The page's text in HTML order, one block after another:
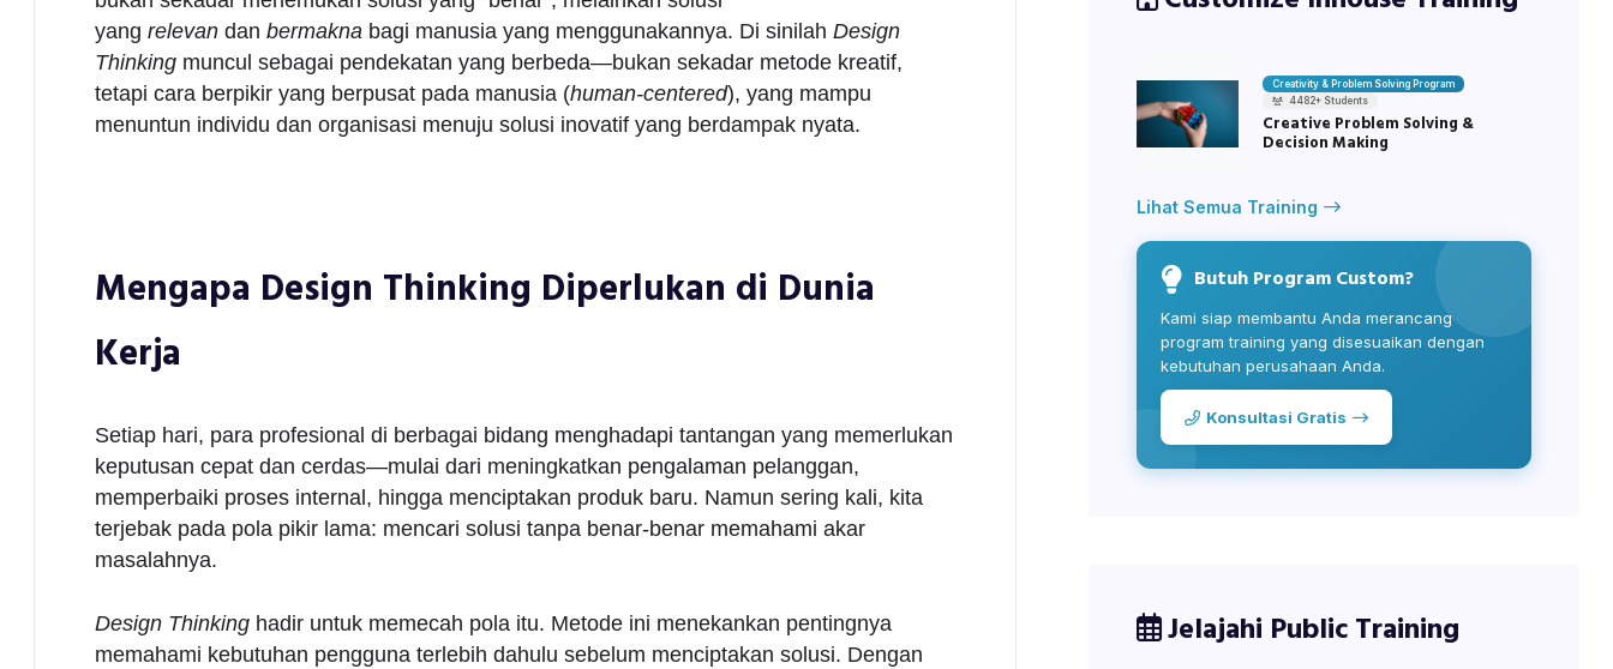
yang relevandan bermaknabagi manusia yang menggunakannya. Di sinilah Design
Thinkingmuncul sebagai pendekatan yang berbeda—bukan sekadar metode kreatif,
tetapi cara berpikir yang berpusat pada manusia (human-centered), yang mampu
menuntun individu dan organisasi menuju solusi inovatif yang berdampak nyata.
Mengapa Design Thinking Diperlukan di Dunia
Kerja
Setiap hari, para profesional di berbagai bidang menghadapi tantangan yang memerlukan
keputusan cepat dan cerdas—mulai dari meningkatkan pengalaman pelanggan,
memperbaiki proses internal, hingga menciptakan produk baru. Namun sering kali, kita
terjebak pada pola pikir lama: mencari solusi tanpa benar-benar memahami akar
masalahnya.
Design Thinkinghadir untuk memecah pola itu. Metode ini menekankan pentingnya
memahami kebutuhan pengguna terlebih dahulu sebelum menciptakan solusi. Dengan
Creativity & Problem Solving Program
4482+ Students
Creative Problem Solving &
Decision Making
Lihat Semua Training
Butuh Program Custom?
Kami siap membantu Anda merancang
program training yang disesuaikan dengan
kebutuhan perusahaan Anda.
Konsultasi Gratis
Jelajahi Public Training